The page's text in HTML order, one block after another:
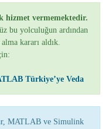
vermemektedir.
bu yolculuğun ardından
kararı aldık.
Türkiye’ye Veda
MATLAB ve Simulink